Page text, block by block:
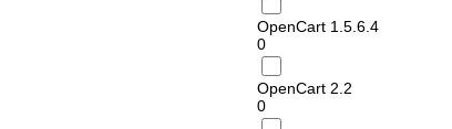
OpenCart 1.5.6.4
0
OpenCart 2.2
0